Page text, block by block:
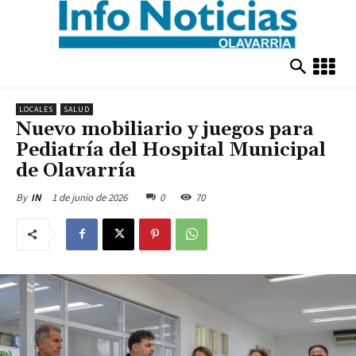
LOCALES SALUD
Nuevo mobiliario y juegos para
Pediatría del Hospital Municipal
de Olavarría
By IN 1 de junio de 2026 0 70